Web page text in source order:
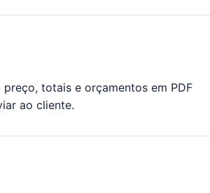
totais e orçamentos em PDF
ao cliente.